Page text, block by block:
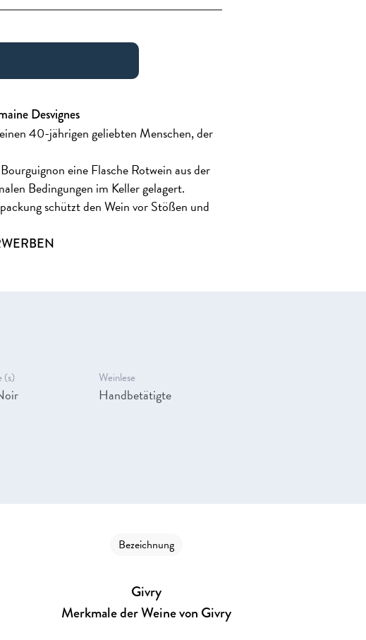
Desvignes
40-jährigen geliebten Menschen, der
eine Flasche Rotwein aus der
Bedingungen im Keller gelagert.
schützt den Wein vor Stößen und
(s) Weinlese
Handbetätigte
Bezeichnung
Givry
Merkmale der Weine von Givry